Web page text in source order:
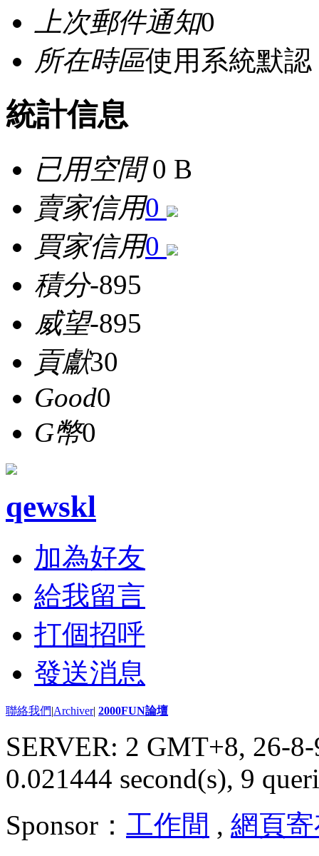
上次郵件通知0
所在時區使用系統默認
統計信息
已用空間0 B
賣家信用0
買家信用0
積分-895
威望-895
貢獻30
Good0
G幣0
qewskl
加為好友
給我留言
打個招呼
發送消息
聯絡我們|Archiver| 2000FUN論壇
SERVER: 2 GMT+8, 26-
0.021444 second(s), 9
Sponsor： 工作間 , 網頁